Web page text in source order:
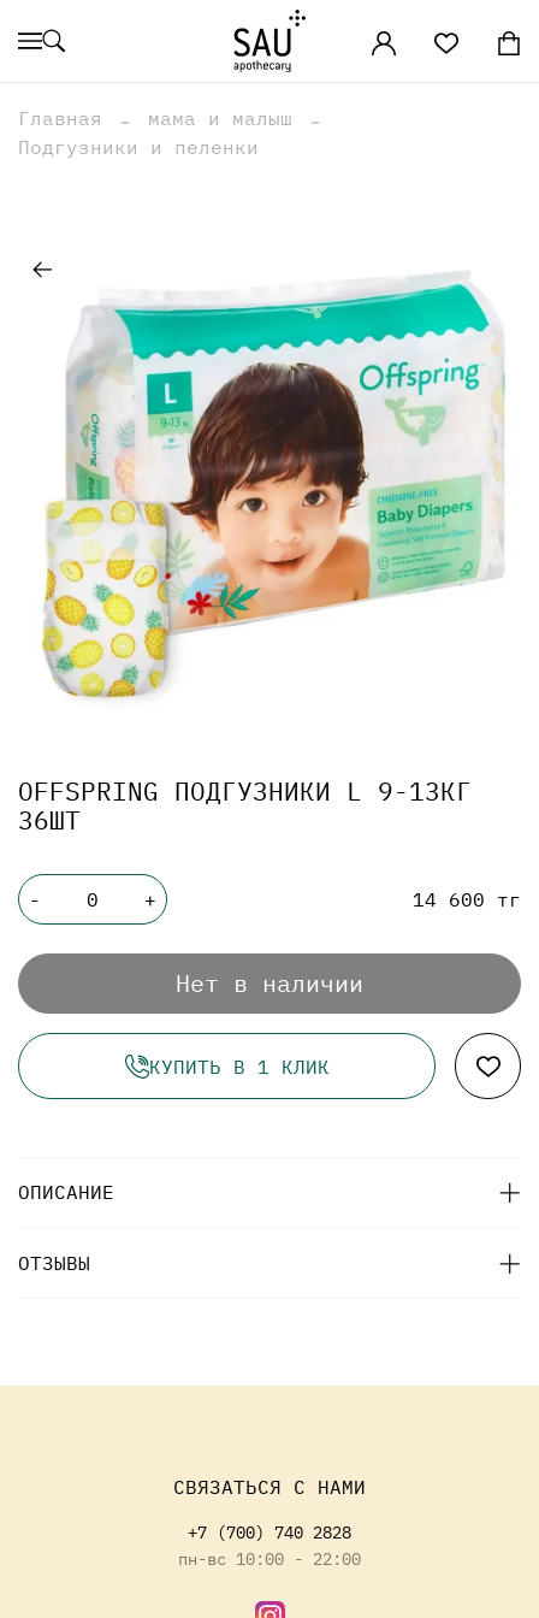
Главная
мама и малыш
Подгузники и пеленки
OFFSPRING ПОДГУЗНИКИ L 9-13КГ
36ШТ
- + 14 600 тг
Нет в наличии
КУПИТЬ В 1 КЛИК
ОПИСАНИЕ
ОТЗЫВЫ
СВЯЗАТЬСЯ С НАМИ
+7 (700) 740 2828
пн-вс 10:00 - 22:00